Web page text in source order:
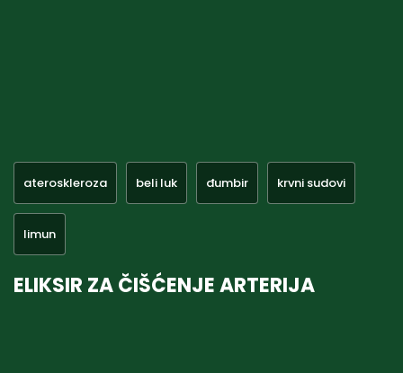
ateroskleroza beli luk đumbir krvni sudovi
limun
ELIKSIR ZA ČIŠĆENJE ARTERIJA